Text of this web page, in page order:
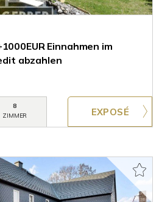
Einnahmen im
abzahlen
8
ZIMMER